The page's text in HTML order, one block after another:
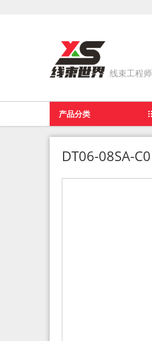
线束工程
产品分类
当前位置：
DT06-08SA-